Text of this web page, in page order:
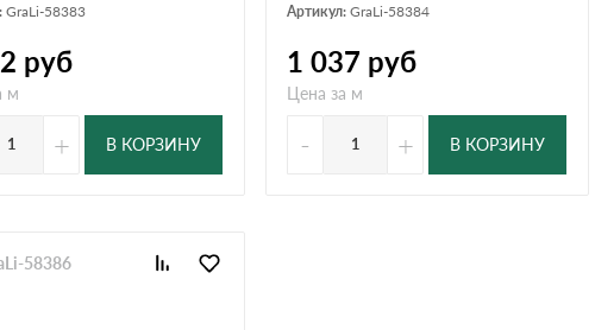
GraLi-58383
руб
м
+ В КОРЗИНУ
Артикул: GraLi-58384
1 037 руб
Цена за м
- + В КОРЗИНУ
58386